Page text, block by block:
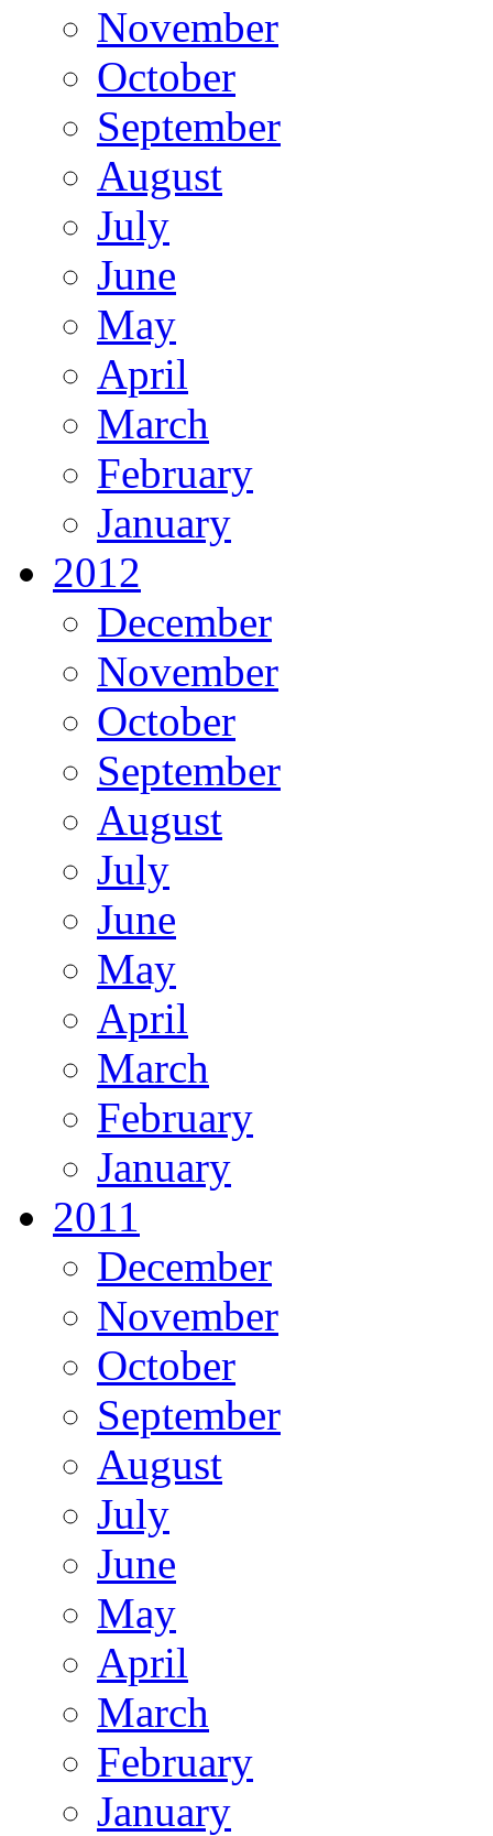
November
October
September
August
July
June
May
April
March
February
January
2012
December
November
October
September
August
July
June
May
April
March
February
January
2011
December
November
October
September
August
July
June
May
April
March
February
January